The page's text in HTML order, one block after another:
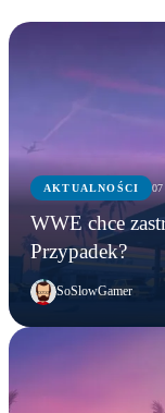
AKTUALNOŚCI 07
WWE chce
Przypadek?
SoSlowGamer